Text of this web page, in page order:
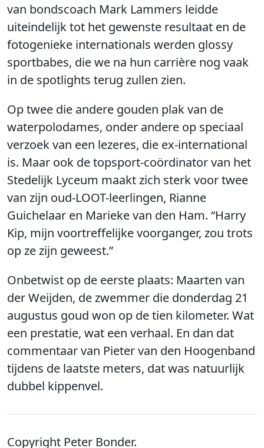
van bondscoach Mark Lammers leidde
uiteindelijk tot het gewenste resultaat en de
fotogenieke internationals werden glossy
sportbabes, die we na hun carrière nog vaak
in de spotlights terug zullen zien.
Op twee die andere gouden plak van de
waterpolodames, onder andere op speciaal
verzoek van een lezeres, die ex-international
is. Maar ook de topsport-coördinator van het
Stedelijk Lyceum maakt zich sterk voor twee
van zijn oud-LOOT-leerlingen, Rianne
Guichelaar en Marieke van den Ham. “Harry
Kip, mijn voortreffelijke voorganger, zou trots
op ze zijn geweest.”
Onbetwist op de eerste plaats: Maarten van
der Weijden, de zwemmer die donderdag 21
augustus goud won op de tien kilometer. Wat
een prestatie, wat een verhaal. En dan dat
commentaar van Pieter van den Hoogenband
tijdens de laatste meters, dat was natuurlijk
dubbel kippenvel.
Copyright Peter Bonder.